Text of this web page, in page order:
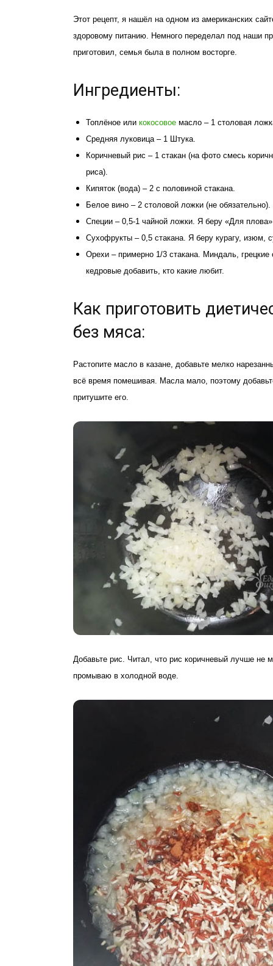
Этот рецепт, я нашёл на одном из американских
здоровому питанию. Немного переделал под наши
приготовил, семья была в полном восторге.
Ингредиенты:
Топлёное или кокосовое масло – 1 столовая
Средняя луковица – 1 Штука.
Коричневый рис – 1 стакан (на фото смесь
риса).
Кипяток (вода) – 2 с половиной стакана.
Белое вино – 2 столовой ложки (не обязательно).
Специи – 0,5-1 чайной ложки. Я беру «Для
Сухофрукты – 0,5 стакана. Я беру курагу, изюм,
Орехи – примерно 1/3 стакана. Миндаль,
кедровые добавить, кто какие любит.
Как приготовить
без мяса:
Растопите масло в казане, добавьте мелко
всё время помешивая. Масла мало, поэтому
притушите его.
Добавьте рис. Читал, что рис коричневый лучше не
промываю в холодной воде.